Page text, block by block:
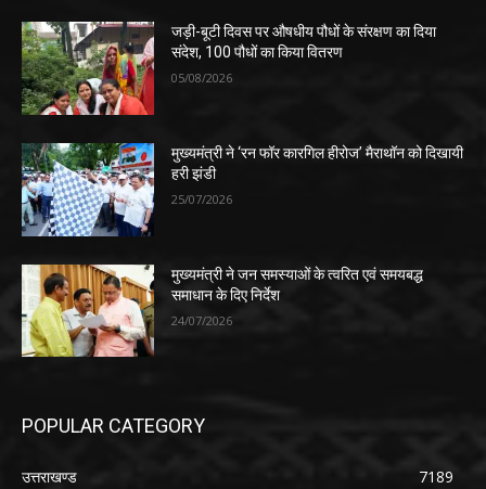
जड़ी-बूटी दिवस पर औषधीय पौधों के संरक्षण का दिया
संदेश, 100 पौधों का किया वितरण
05/08/2026
मुख्यमंत्री ने ‘रन फॉर कारगिल हीरोज’ मैराथॉन को दिखायी
हरी झंडी
25/07/2026
मुख्यमंत्री ने जन समस्याओं के त्वरित एवं समयबद्ध
समाधान के दिए निर्देश
24/07/2026
POPULAR CATEGORY
उत्तराखण्ड
7189